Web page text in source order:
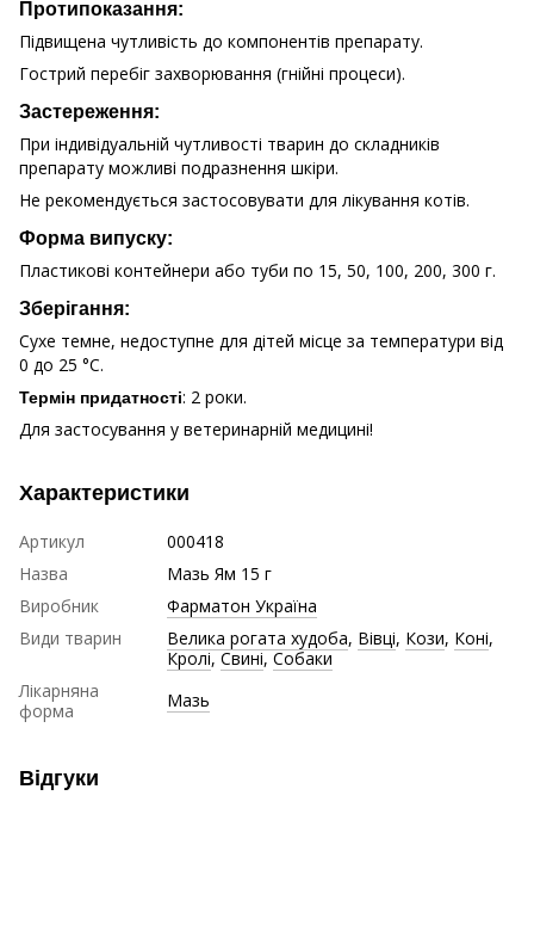
Протипоказання:
Підвищена чутливість до компонентів препарату.
Гострий перебіг захворювання (гнійні процеси).
Застереження:
При індивідуальній чутливості тварин до складників
препарату можливі подразнення шкіри.
Не рекомендується застосовувати для лікування котів.
Форма випуску:
Пластикові контейнери або туби по 15, 50, 100, 200, 300 г.
Зберігання:
Сухе темне, недоступне для дітей місце за температури від
0 до 25 °С.
Термін придатності: 2 роки.
Для застосування у ветеринарній медицині!
Характеристики
Артикул
000418
Назва
Мазь Ям 15 г
Виробник
Фарматон Україна
Види тварин
Велика рогата худоба, Вівці, Кози, Коні,
Кролі,Свині,Собаки
Лікарняна
форма
Мазь
Відгуки